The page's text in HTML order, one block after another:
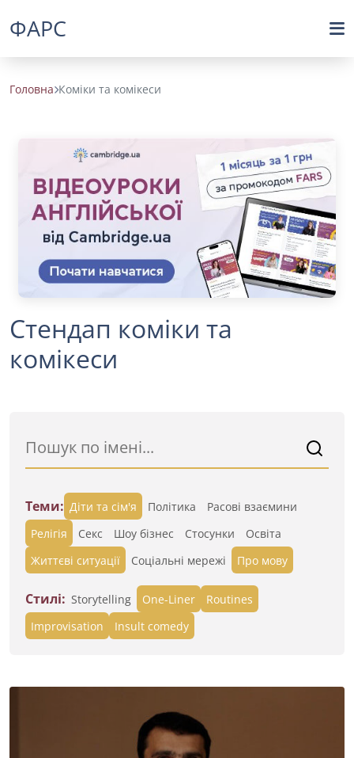
ФАРС
Головна Коміки та комікеси
Стендап коміки та
комікеси
Теми: Діти та сім'я Політика
Расові взаємини
Релігія
Секс Шоу бізнес Стосунки
Освіта
Життєві ситуації
Cоціальні мережі Про мову
Стилі: Storytelling One-Liner
Routines
Improvisation
Insult comedy